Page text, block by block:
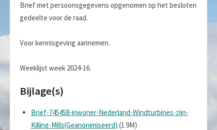
Brief met persoonsgegevens opgenomen op het besloten
gedeelte voor de raad.
Voor kennisgeving aannemen.
Weeklijst week 2024-16.
Bijlage(s)
Brief-745458-inwoner-Nederland-Windturbines-zijn-
Killing-Mills(Geanonimiseerd) (1.9M)